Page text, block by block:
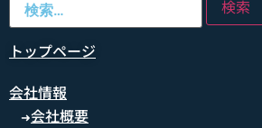
トップページ
会社情報
➜会社概要